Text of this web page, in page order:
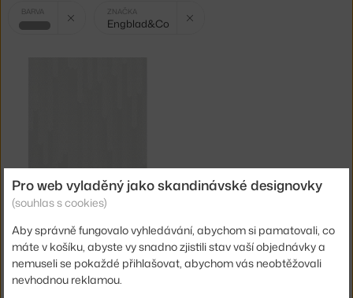
Vybrané
filtry:
BARVA
šedá
ZNAČKA
Engblad&Co
TAPETA GRADIENT 8971
ENGBLAD&CO
Skladem 1 ks , 1 345 Kč
Pro web vyladěný jako skandinávské designovky
(souhlas s cookies)
Aby správně fungovalo vyhledávání, abychom si pamatovali, co
máte v košíku, abyste vy snadno zjistili stav vaší objednávky a
nemuseli se pokaždé přihlašovat, abychom vás neobtěžovali
nevhodnou reklamou.